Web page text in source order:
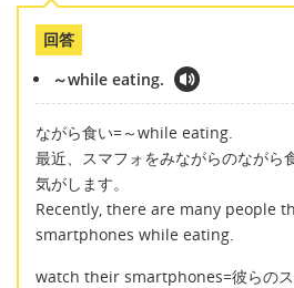
回答
～while eating.
ながら食い=～while eating.
最近、スマフォをみながらのながら
気がします。
Recently, there are many people
smartphones while eating.
watch their smartphones=彼らの